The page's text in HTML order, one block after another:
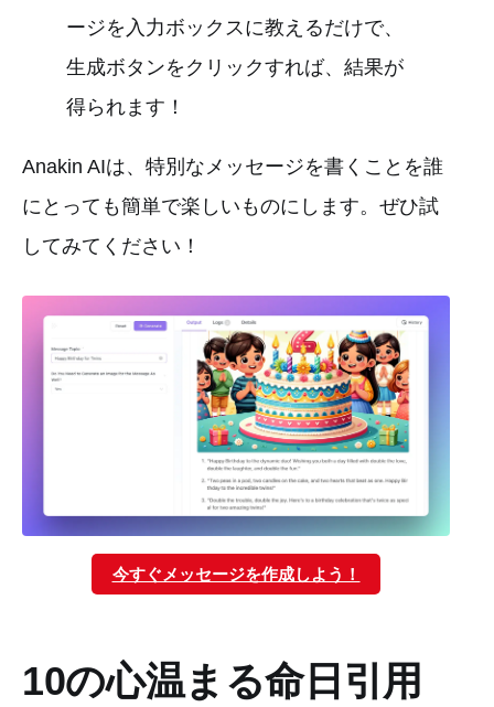
ージを入力ボックスに教えるだけで、
生成ボタンをクリックすれば、結果が
得られます！
Anakin AIは、特別なメッセージを書くことを誰
にとっても簡単で楽しいものにします。ぜひ試
してみてください！
今すぐメッセージを作成しよう！
10の心温まる命日引用